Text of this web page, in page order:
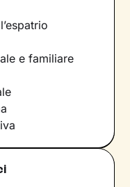
e familiare